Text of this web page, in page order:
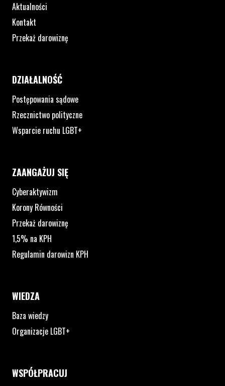
Aktualności
Kontakt
Przekaż darowiznę
DZIAŁALNOŚĆ
Postępowania sądowe
Rzecznictwo polityczne
Wsparcie ruchu LGBT+
ZAANGAŻUJ SIĘ
Cyberaktywizm
Korony Równości
Przekaż darowiznę
1,5% na KPH
Regulamin darowizn KPH
WIEDZA
Baza wiedzy
Organizacje LGBT+
WSPÓŁPRACUJ